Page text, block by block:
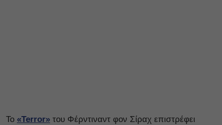
To «Terror» του Φέρντιναντ φον Σίραχ επιστρέφει